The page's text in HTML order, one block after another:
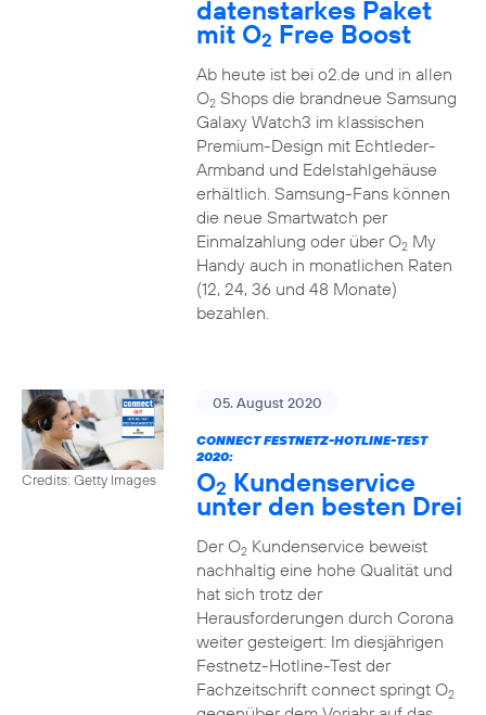
datenstarkes Paket
mit O2 Free Boost
Ab heute ist bei o2.de und in allen
O2Shops die brandneue Samsung
Galaxy Watch3 im klassischen
Premium-Design mit Echtleder-
Armband und Edelstahlgehäuse
erhältlich. Samsung-Fans können
die neue Smartwatch per
Einmalzahlung oder über O2My
Handy auch in monatlichen Raten
(12, 24, 36 und 48 Monate)
bezahlen.
Credits: Getty Images
05. August 2020
CONNECT FESTNETZ-HOTLINE-TEST
2020:
O2 Kundenservice
unter den besten Drei
Der O2Kundenservice beweist
nachhaltig eine hohe Qualität und
hat sich trotz der
Herausforderungen durch Corona
weiter gesteigert: Im diesjährigen
Festnetz-Hotline-Test der
Fachzeitschrift connect springt O2